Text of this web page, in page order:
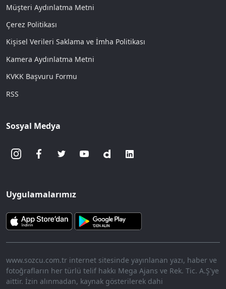
Müşteri Aydınlatma Metni
Çerez Politikası
Kişisel Verileri Saklama ve İmha Politikası
Kamera Aydınlatma Metni
KVKK Başvuru Formu
RSS
Sosyal Medya
Uygulamalarımız
www.sozcu.com.tr internet sitesinde yayınlanan yazı, haber ve
fotoğrafların her türlü telif hakkı Mega Ajans ve Rek. Tic. A.Ş'ye
aittir. İzin alınmadan, kaynak gösterilerek dahi